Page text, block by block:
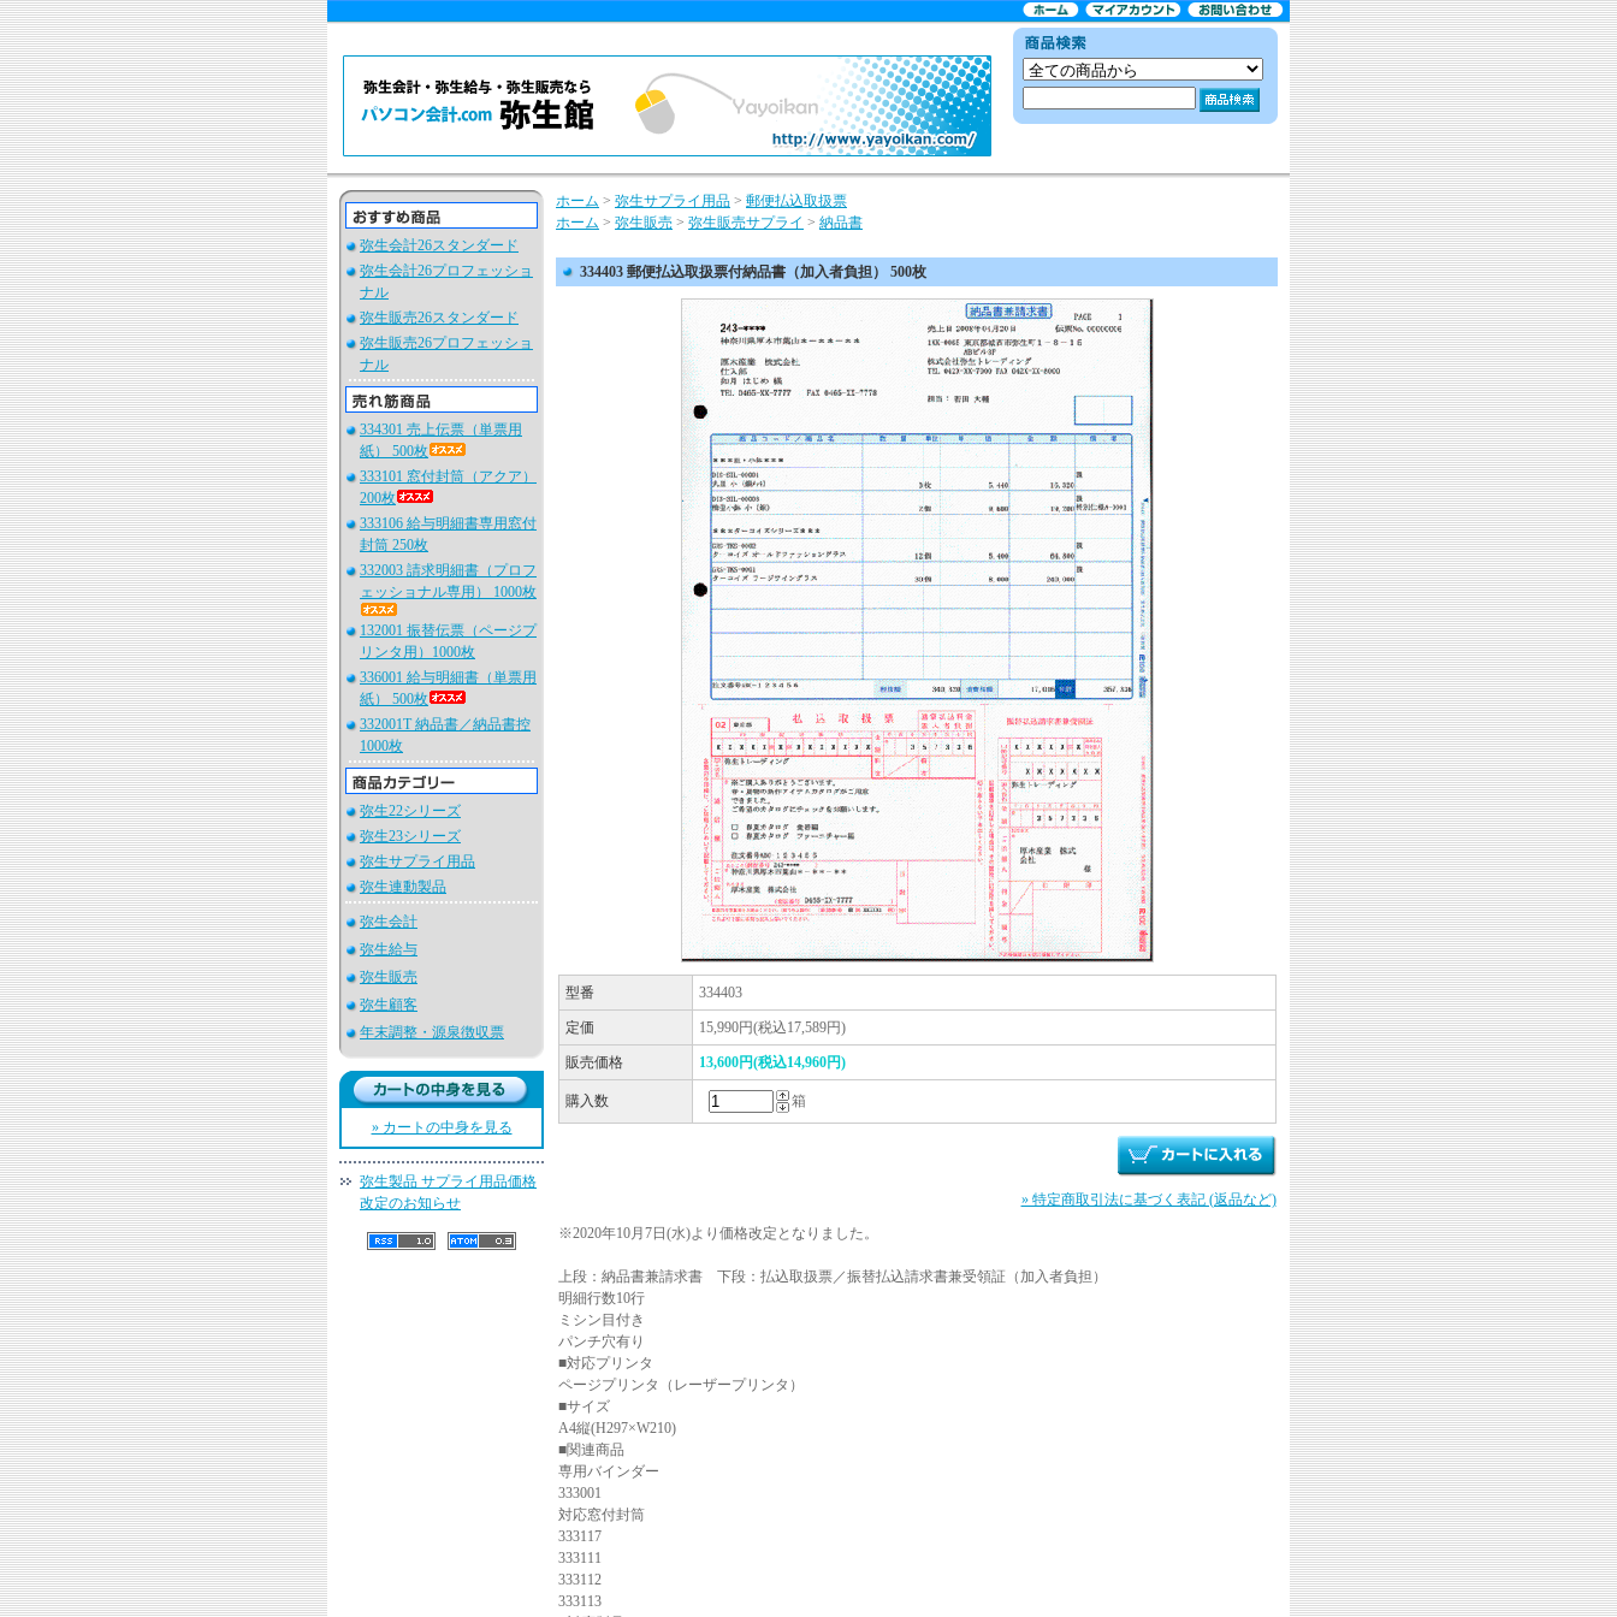
弥生会計26スタンダード
弥生会計26プロフェッショ
ナル
弥生販売26スタンダード
弥生販売26プロフェッショ
ナル
334301 売上伝票（単票用
紙） 500枚
333101 窓付封筒（アクア）
200枚
333106 給与明細書専用窓付
封筒 250枚
332003 請求明細書（プロフ
ェッショナル専用） 1000枚
132001 振替伝票（ページプ
リンタ用）1000枚
336001 給与明細書（単票用
紙） 500枚
332001T 納品書／納品書控
1000枚
弥生22シリーズ
弥生23シリーズ
弥生サプライ用品
弥生連動製品
弥生会計
弥生給与
弥生販売
弥生顧客
年末調整・源泉徴収票
» カートの中身を見る
弥生製品 サプライ用品価格
改定のお知らせ
ホーム > 弥生サプライ用品 > 郵便払込取扱票
ホーム > 弥生販売 > 弥生販売サプライ > 納品書
334403 郵便払込取扱票付納品書（加入者負担） 500枚
型番 334403
定価 15,990円(税込17,589円)
販売価格 13,600円(税込14,960円)
購入数 箱
» 特定商取引法に基づく表記 (返品など)
※2020年10月7日(水)より価格改定となりました。
上段：納品書兼請求書 下段：払込取扱票／振替払込請求書兼受領証（加入者負担）
明細行数10行
ミシン目付き
パンチ穴有り
■対応プリンタ
ページプリンタ（レーザープリンタ）
■サイズ
A4縦(H297×W210)
■関連商品
専用バインダー
333001
対応窓付封筒
333117
333111
333112
333113